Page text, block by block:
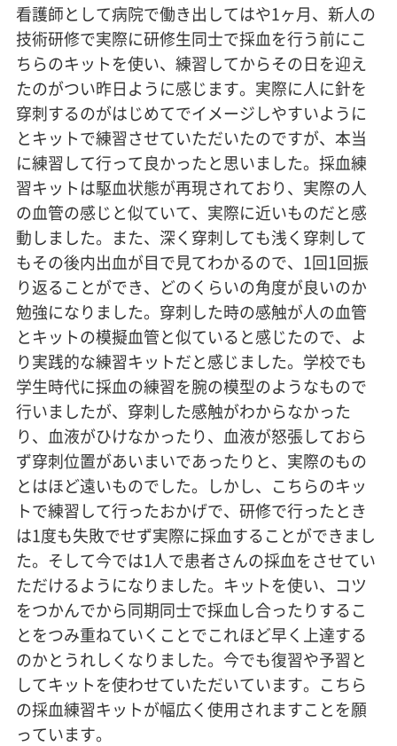
看護師として病院で働き出してはや1ヶ月、新人の
技術研修で実際に研修生同士で採血を行う前にこ
ちらのキットを使い、練習してからその日を迎え
たのがつい昨日ように感じます。実際に人に針を
穿刺するのがはじめてでイメージしやすいように
とキットで練習させていただいたのですが、本当
に練習して行って良かったと思いました。採血練
習キットは駆血状態が再現されており、実際の人
の血管の感じと似ていて、実際に近いものだと感
動しました。また、深く穿刺しても浅く穿刺して
もその後内出血が目で見てわかるので、1回1回振
り返ることができ、どのくらいの角度が良いのか
勉強になりました。穿刺した時の感触が人の血管
とキットの模擬血管と似ていると感じたので、よ
り実践的な練習キットだと感じました。学校でも
学生時代に採血の練習を腕の模型のようなもので
行いましたが、穿刺した感触がわからなかった
り、血液がひけなかったり、血液が怒張しておら
ず穿刺位置があいまいであったりと、実際のもの
とはほど遠いものでした。しかし、こちらのキッ
トで練習して行ったおかげで、研修で行ったとき
は1度も失敗でせず実際に採血することができまし
た。そして今では1人で患者さんの採血をさせてい
ただけるようになりました。キットを使い、コツ
をつかんでから同期同士で採血し合ったりするこ
とをつみ重ねていくことでこれほど早く上達する
のかとうれしくなりました。今でも復習や予習と
してキットを使わせていただいています。こちら
の採血練習キットが幅広く使用されますことを願
っています。